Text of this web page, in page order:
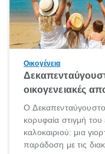
Οικογένεια
οικογενειακές
Ο
κορυφαία στιγμή του
καλοκαιριού: μια
παράδοση με τις